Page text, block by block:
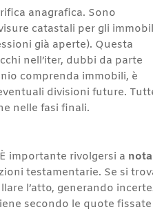
anagrafica. Sono
catastali per gli
già aperte). Questa
nell’iter, dubbi da parte
comprenda immobili, è
divisioni future.
nelle fasi finali.
importante rivolgersi a
testamentarie. Se si
l’atto, generando
secondo le quote